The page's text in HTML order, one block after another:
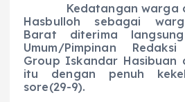
Kedatangan warga
Hasbulloh sebagai
Barat diterima
Umum/Pimpinan
Group Iskandar
itu dengan penuh
sore(29-9).